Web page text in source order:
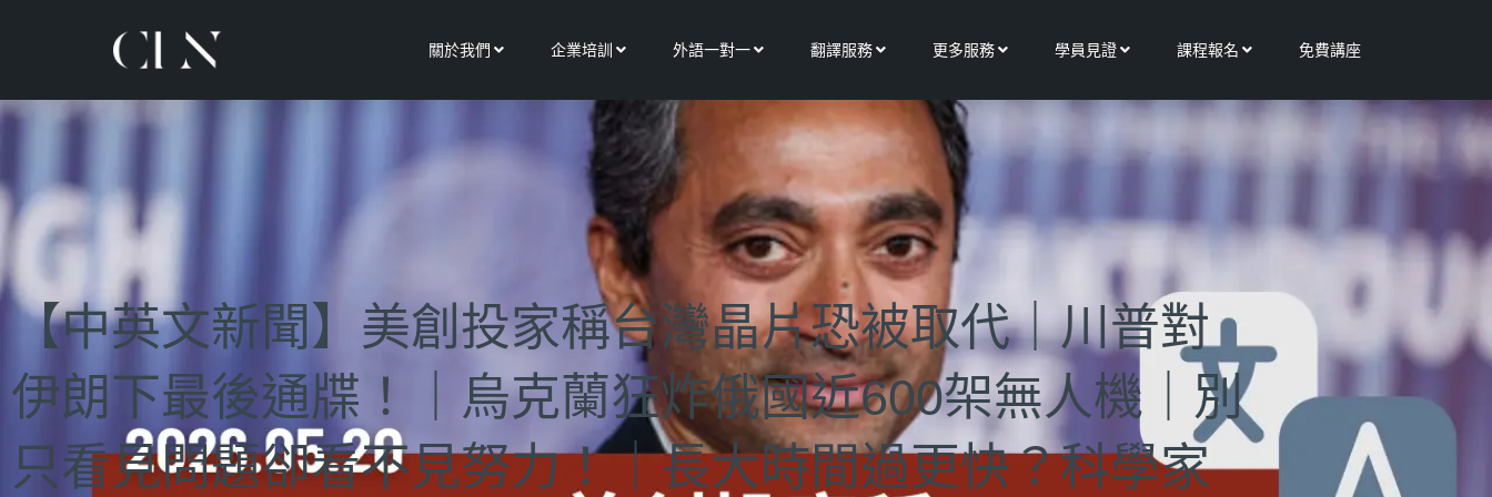
關於我們 Open 關於我們
企業培訓 Open 企業培訓
外語一對一Open 外語一對一
翻譯服務Open 翻譯服務
更多服務Open 更多服務
學員見證Open 學員見證
課程報名 Open 課程報名
免費講座
【中英文新聞】美創投家稱台灣晶片恐被取代｜川普對
伊朗下最後通牒！｜烏克蘭狂炸俄國近600架無人機｜別
只看見問題卻看不見努力！｜長大時間過更快？科學家